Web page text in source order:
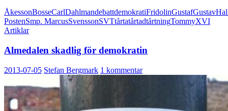
ÅkessonBosseCarlDahlmandebattdemokratiFridolinGustafGustav
PostenSmp. MarcusSvenssonSVTtårtatårtadtårtningTommyXVI
Artiklar
Almedalen skadlig för demokratin
2013-07-05 Stefan Bergmark 1 kommentar